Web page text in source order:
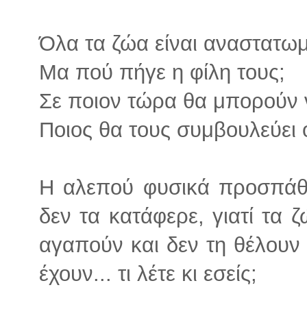
Όλα τα ζώα είναι
Μα πού πήγε η φίλη τους;
Σε ποιον τώρα θα μπορούν
Ποιος θα τους συμβουλεύει
Η αλεπού φυσικά
δεν τα κατάφερε, γιατί
αγαπούν και δεν τη
έχουν... τι λέτε κι εσείς;